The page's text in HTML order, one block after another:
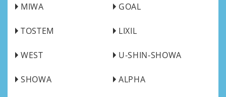
MIWA GOAL
TOSTEM LIXIL
WEST U-SHIN-SHOWA
SHOWA ALPHA